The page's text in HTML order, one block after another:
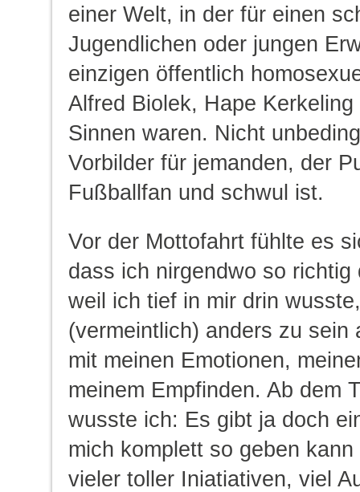
einer Welt, in der für einen
Jugendlichen oder jungen
einzigen öffentlich
Alfred Biolek, Hape
Sinnen waren. Nicht
Vorbilder für jemanden, der
Fußballfan und schwul ist.
Vor der Mottofahrt fühlte es
dass ich nirgendwo so richtig
weil ich tief in mir drin
(vermeintlich) anders zu sein
mit meinen Emotionen,
meinem Empfinden. Ab dem
wusste ich: Es gibt ja doch
mich komplett so geben
vieler toller Iniatiativen, viel